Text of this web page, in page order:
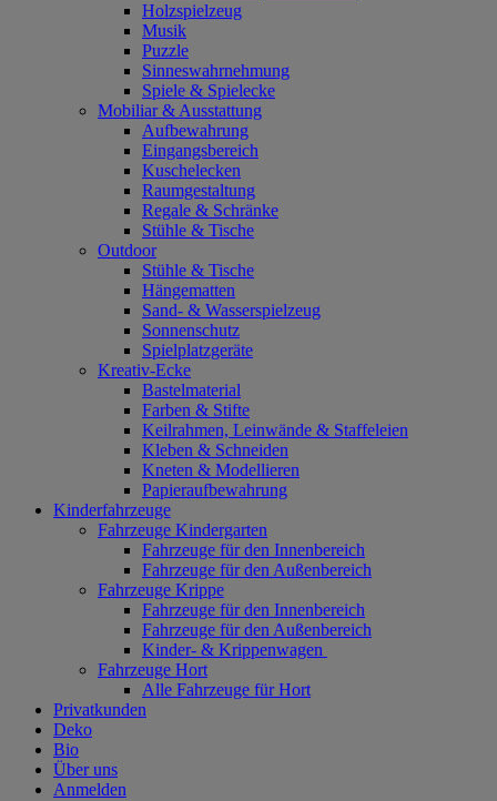
Holzspielzeug
Musik
Puzzle
Sinneswahrnehmung
Spiele & Spielecke
Mobiliar & Ausstattung
Aufbewahrung
Eingangsbereich
Kuschelecken
Raumgestaltung
Regale & Schränke
Stühle & Tische
Outdoor
Stühle & Tische
Hängematten
Sand- & Wasserspielzeug
Sonnenschutz
Spielplatzgeräte
Kreativ-Ecke
Bastelmaterial
Farben & Stifte
Keilrahmen, Leinwände & Staffeleien
Kleben & Schneiden
Kneten & Modellieren
Papieraufbewahrung
Kinderfahrzeuge
Fahrzeuge Kindergarten
Fahrzeuge für den Innenbereich
Fahrzeuge für den Außenbereich
Fahrzeuge Krippe
Fahrzeuge für den Innenbereich
Fahrzeuge für den Außenbereich
Kinder- & Krippenwagen
Fahrzeuge Hort
Alle Fahrzeuge für Hort
Privatkunden
Deko
Bio
Über uns
Anmelden